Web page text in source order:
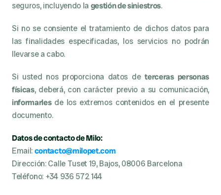
seguros, incluyendo la gestión de siniestros.
Si no se consiente el tratamiento de dichos datos para
las finalidades especificadas, los servicios no podrán
llevarse a cabo.
Si usted nos proporciona datos de terceras personas
físicas
informarles de los extremos contenidos en el presente
documento.
Datos de contacto de Milo:
Email: contacto@milopet.com
Dirección: Calle Tuset 19, Bajos, 08006 Barcelona
Teléfono: +34 936 572 144